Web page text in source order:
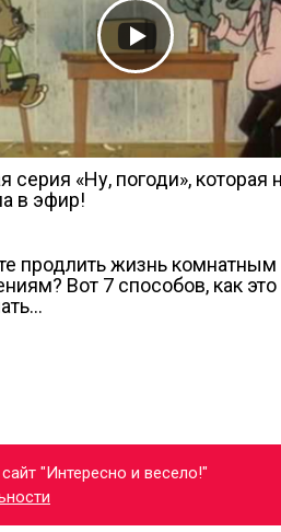
серия «Ну, погоди», которая
в эфир!
продлить жизнь комнатным
Вот 7 способов, как это
"Интересно и весело!"